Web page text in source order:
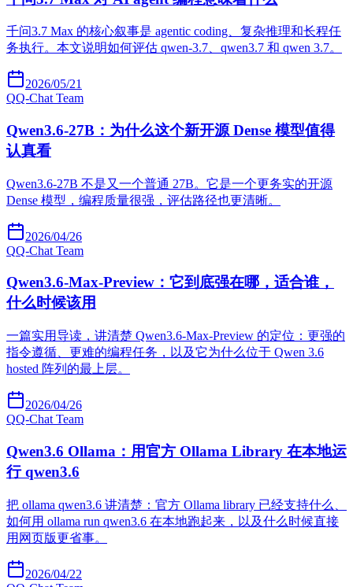
千问3.7 Max 的核心叙事是 agentic coding、复杂推理和长程任
务执行。本文说明如何评估 qwen-3.7、qwen3.7 和 qwen 3.7。
2026/05/21
QQ-Chat Team
Qwen3.6-27B：为什么这个新开源 Dense 模型值得
认真看
Qwen3.6-27B 不是又一个普通 27B。它是一个更务实的开源
Dense 模型，编程质量很强，评估路径也更清晰。
2026/04/26
QQ-Chat Team
Qwen3.6-Max-Preview：它到底强在哪，适合谁，
什么时候该用
一篇实用导读，讲清楚 Qwen3.6-Max-Preview 的定位：更强的
指令遵循、更难的编程任务，以及它为什么位于 Qwen 3.6
hosted 阵列的最上层。
2026/04/26
QQ-Chat Team
Qwen3.6 Ollama：用官方 Ollama Library 在本地运
行 qwen3.6
把 ollama qwen3.6 讲清楚：官方 Ollama library 已经支持什么、
如何用 ollama run qwen3.6 在本地跑起来，以及什么时候直接
用网页版更省事。
2026/04/22